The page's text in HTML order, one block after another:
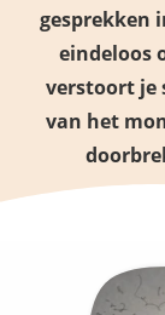
gesprekken
eindeloos
verstoort je
van het